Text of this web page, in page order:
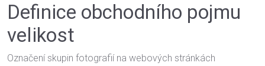
Definice obchodního pojmu
velikost
Označení skupin fotografií na webových stránkách